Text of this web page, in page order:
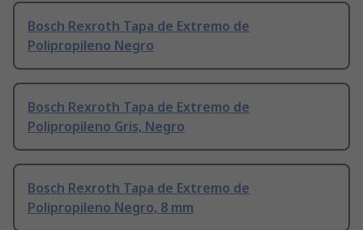
Bosch Rexroth Tapa de Extremo de
Polipropileno Negro
Bosch Rexroth Tapa de Extremo de
Polipropileno Gris, Negro
Bosch Rexroth Tapa de Extremo de
Polipropileno Negro, 8 mm